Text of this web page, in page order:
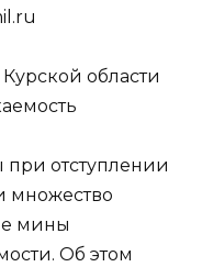
области
отступлении
множество
мины
Об этом